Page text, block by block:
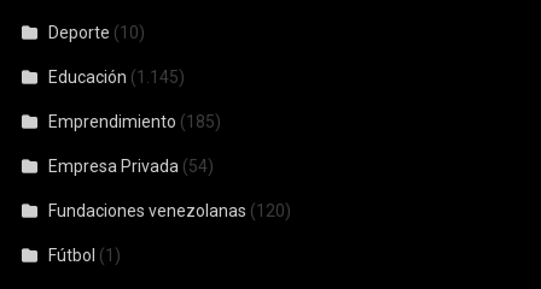
Deporte (10)
Educación (1.145)
Emprendimiento (185)
Empresa Privada (54)
Fundaciones venezolanas (120)
Fútbol (1)